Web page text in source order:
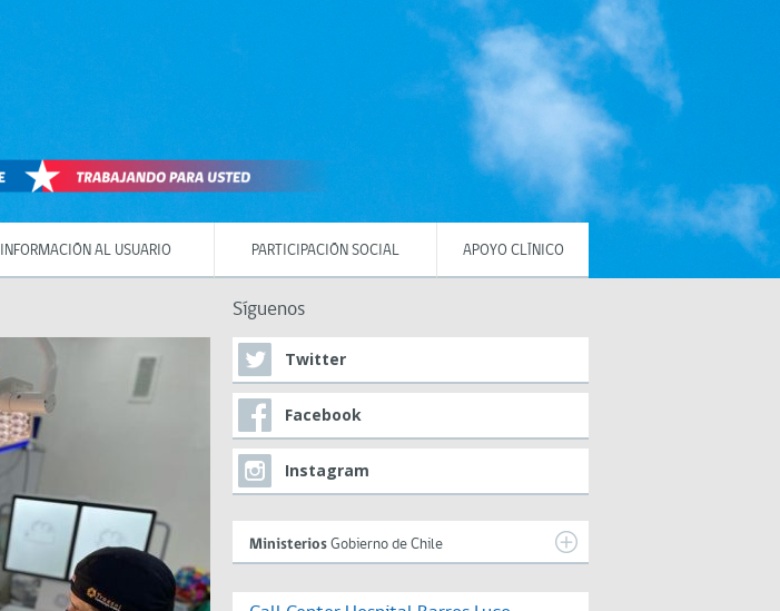
INFORMACIÓN AL USUARIO PARTICIPACIÓN SOCIAL APOYO CLÍNICO
Síguenos
Twitter
Facebook
Instagram
Ministerios Gobierno de Chile